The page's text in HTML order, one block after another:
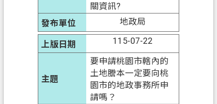
關資訊?
地政局
115-07-22
要申請桃園市轄內的
土地謄本一定要向桃
園市的地政事務所申
請嗎？